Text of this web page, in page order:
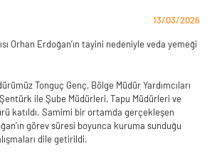
13/03/2026
Orhan Erdoğan’ın tayini nedeniyle veda yemeği
Tonguç Genç, Bölge Müdür Yardımcıları
ile Şube Müdürleri, Tapu Müdürleri ve
katıldı. Samimi bir ortamda gerçekleşen
görev süresi boyunca kuruma sunduğu
dile getirildi.